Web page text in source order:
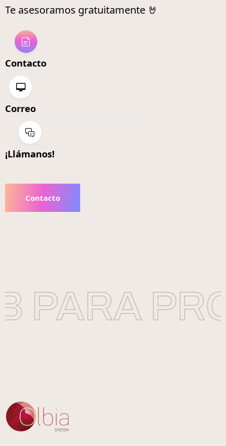
Te asesoramos gratuitamente 🤘
Contacto
Correo
¡Llámanos!
Contacto